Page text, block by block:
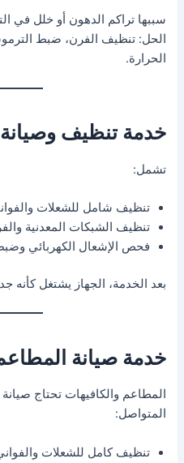
سببها تراكم الدهون أو خلل في
الحل: تنظيف الفرن، ضبط
الحرارة.
خدمة تنظيف وصيانة
تشمل:
تنظيف شامل للشعلات
تنظيف الشبكات المعدنية
فحص الإشعال الكهربائي
بعد الخدمة، الجهاز يشتغل كأنه
خدمة صيانة
المطاعم والكافيهات تحتاج
المتواصل:
تنظيف كامل للشعلات